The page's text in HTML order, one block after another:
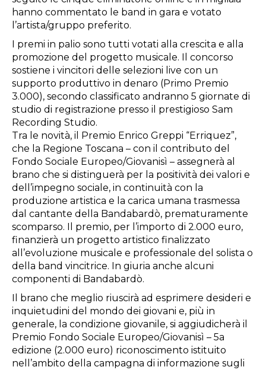
hanno commentato le band in gara e votato
l’artista/gruppo preferito.
I premi in palio sono tutti votati alla crescita e alla
promozione del progetto musicale. Il concorso
sostiene i vincitori delle selezioni live con un
supporto produttivo in denaro (Primo Premio
3.000), secondo classificato andranno 5 giornate di
studio di registrazione presso il prestigioso Sam
Recording Studio.
Tra le novità, il Premio Enrico Greppi “Erriquez”,
che la Regione Toscana – con il contributo del
Fondo Sociale Europeo/Giovanisì – assegnerà al
brano che si distinguerà per la positività dei valori e
dell’impegno sociale, in continuità con la
produzione artistica e la carica umana trasmessa
dal cantante della Bandabardò, prematuramente
scomparso. Il premio, per l’importo di 2.000 euro,
finanzierà un progetto artistico finalizzato
all’evoluzione musicale e professionale del solista o
della band vincitrice. In giuria anche alcuni
componenti di Bandabardò.
Il brano che meglio riuscirà ad esprimere desideri e
inquietudini del mondo dei giovani e, più in
generale, la condizione giovanile, si aggiudicherà il
Premio Fondo Sociale Europeo/Giovanisì – 5a
edizione (2.000 euro) riconoscimento istituito
nell’ambito della campagna di informazione sugli